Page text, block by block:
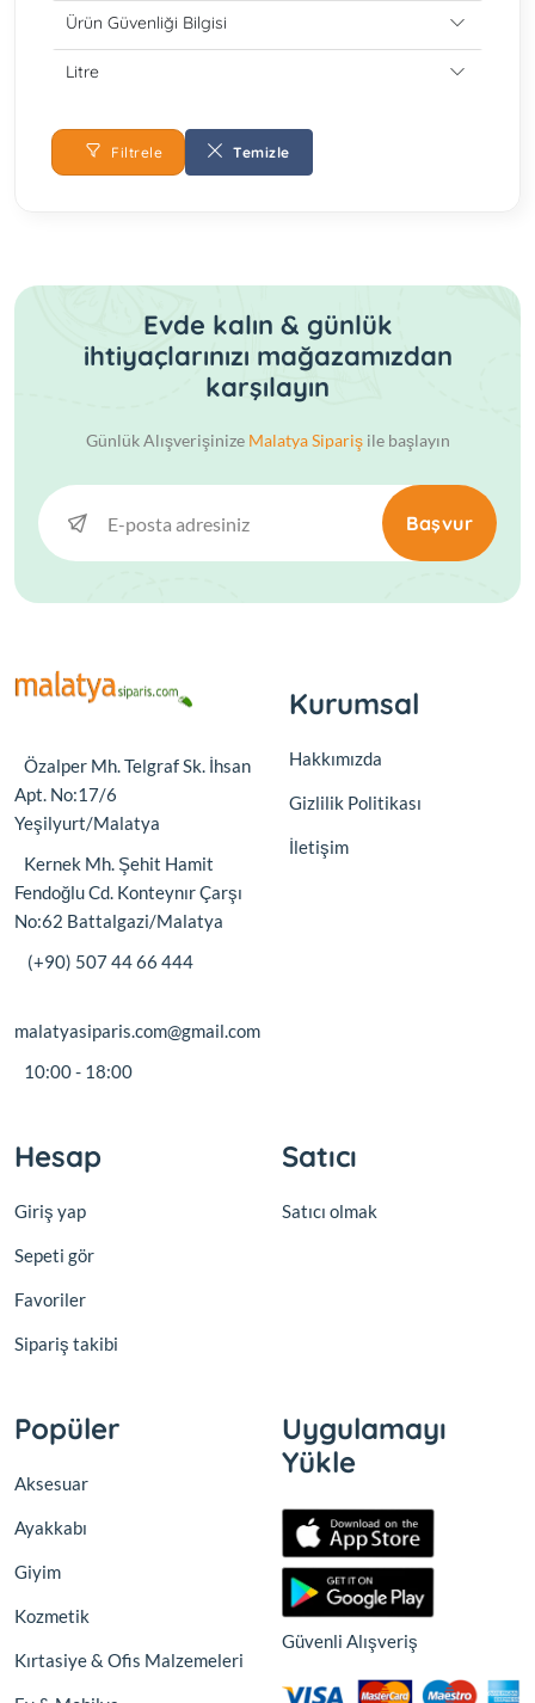
Ürün Güvenliği Bilgisi
Litre
Filtrele Temizle
Evde kalın & günlük
ihtiyaçlarınızı mağazamızdan
karşılayın
Günlük Alışverişinize Malatya Siparişile başlayın
Başvur
Özalper Mh. Telgraf Sk. İhsan
Apt. No:17/6
Yeşilyurt/Malatya
Kernek Mh. Şehit Hamit
Fendoğlu Cd. Konteynır Çarşı
No:62 Battalgazi/Malatya
(+90) 507 44 66 444
malatyasiparis.com@gmail.com
10:00 - 18:00
Kurumsal
Hakkımızda
Gizlilik Politikası
İletişim
Hesap
Giriş yap
Sepeti gör
Favoriler
Sipariş takibi
Satıcı
Satıcı olmak
Popüler
Aksesuar
Ayakkabı
Giyim
Kozmetik
Kırtasiye & Ofis Malzemeleri
Uygulamayı
Yükle
Güvenli Alışveriş